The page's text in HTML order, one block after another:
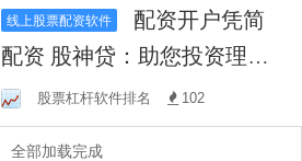
线上股票配资软件
配资 股神贷：助您投资理
财，成就财富梦想！
股票杠杆软件排名 102
全部加载完成